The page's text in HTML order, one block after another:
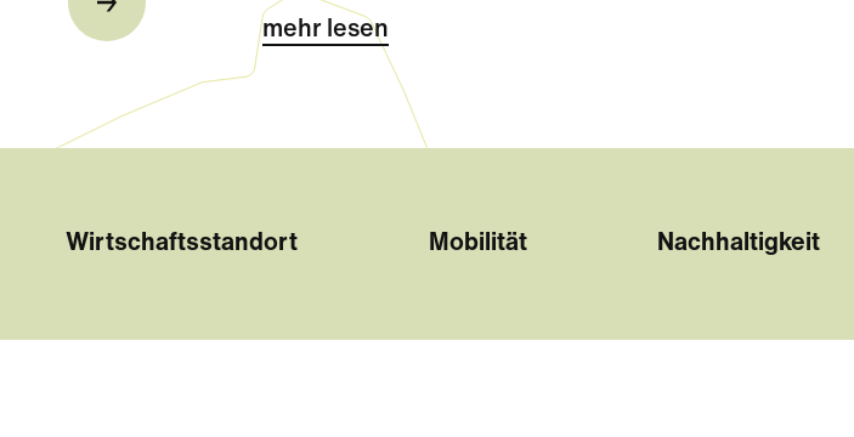
mehr lesen
Wirtschaftsstandort Mobilität Nachhaltigkeit